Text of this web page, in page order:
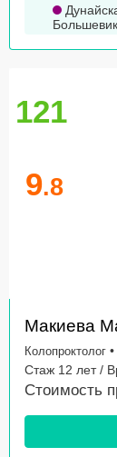
121
9.8
Макиева
Колопроктолог •
Стаж 12 лет /
Стоимость